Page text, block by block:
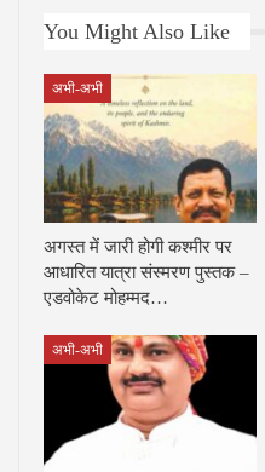
You Might Also Like
अभी-अभी
अगस्त में जारी होगी कश्मीर पर
आधारित यात्रा संस्मरण पुस्तक –
एडवोकेट मोहम्मद…
अभी-अभी